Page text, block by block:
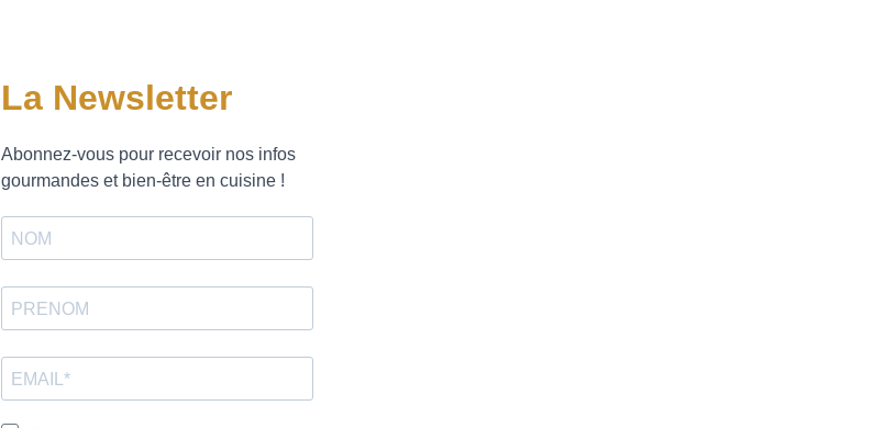
La Newsletter
Abonnez-vous pour recevoir nos infos
gourmandes et bien-être en cuisine !